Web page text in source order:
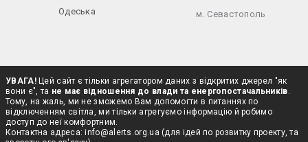
Одеська
м. Севастополь
УВАГА!Цей сайт є тільки агрегатором даних з відкритих джерел "як
вони є", та не має відношення до влади та енергопостачальників.
Тому, на жаль, ми не зможемо Вам допомогти в питаннях по
відключенням світла, ми тільки агрегуємо інформацію й робимо
доступ до неї комфортним.
Контактна адреса:info@alerts.org.ua (для ідей по розвитку проекту, та